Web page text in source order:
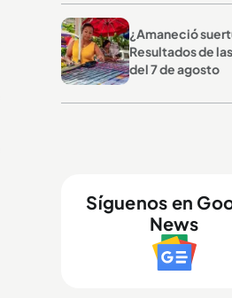
¿Amaneció
Resultados de
del 7 de agosto
Síguenos en
News